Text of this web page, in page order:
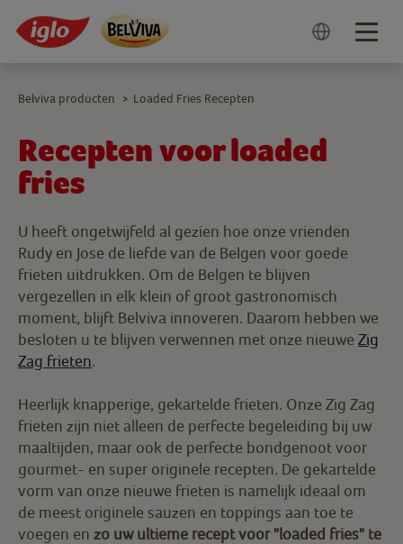
Recepten voor loaded
fries
U heeft ongetwijfeld al gezien hoe onze vrienden
Rudy en Jose de liefde van de Belgen voor goede
frieten uitdrukken. Om de Belgen te blijven
vergezellen in elk klein of groot gastronomisch
moment, blijft Belviva innoveren. Daarom hebben we
besloten u te blijven verwennen met onze nieuwe Zig
Zag frieten.
Heerlijk knapperige, gekartelde frieten. Onze Zig Zag
frieten zijn niet alleen de perfecte begeleiding bij uw
maaltijden, maar ook de perfecte bondgenoot voor
gourmet- en super originele recepten. De gekartelde
vorm van onze nieuwe frieten is namelijk ideaal om
de meest originele sauzen en toppings aan toe te
voegen en zo uw ultieme recept voor "loaded fries" te
Belviva producten > Loaded Fries Recepten